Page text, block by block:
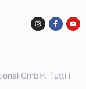
GmbH. Tutti i